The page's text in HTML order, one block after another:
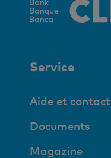
Service
Aide et contact
Documents
Magazine